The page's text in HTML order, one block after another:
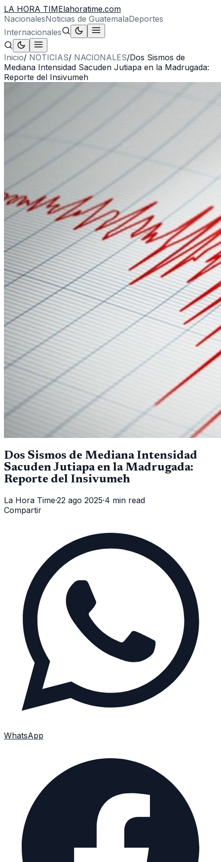
LA HORA TIMElahoratime.com
NacionalesNoticias de GuatemalaDeportes
Internacionales
Inicio/ NOTICIAS/ NACIONALES/Dos Sismos de
Mediana Intensidad Sacuden Jutiapa en la Madrugada:
Reporte del Insivumeh
Dos Sismos de Mediana Intensidad
Sacuden Jutiapa en la Madrugada:
Reporte del Insivumeh
La Hora Time·22 ago 2025·4 min read
Compartir
WhatsApp